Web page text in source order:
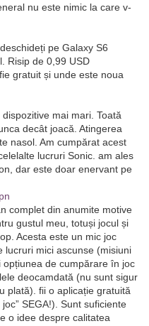
nu este nimic la care v-
pe Galaxy S6
Risip de 0,99 USD
gratuit și unde este noua
mai mari. Toată
decât joacă. Atingerea
nasol. Am cumpărat acest
lucruri Sonic. am ales
dar este doar enervant pe
complet din anumite motive
gustul meu, totuși jocul și
Acesta este un mic joc
lucruri mici ascunse (misiuni
de cumpărare în joc
deocamdată (nu sunt sigur
plată). fii o aplicație gratuită
SEGA!). Sunt suficiente
o idee despre calitatea